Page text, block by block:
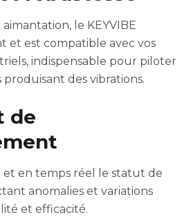
le KEYVIBE
et est compatible avec vos
indispensable pour piloter
des vibrations.
de
et en temps réel le statut de
anomalies et variations
et efficacité.